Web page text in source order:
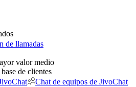
de llamadas
valor medio
de clientes
Chat de equipos de JivoChat